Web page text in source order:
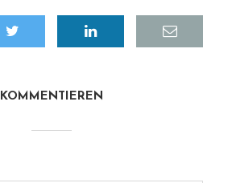
KOMMENTIEREN